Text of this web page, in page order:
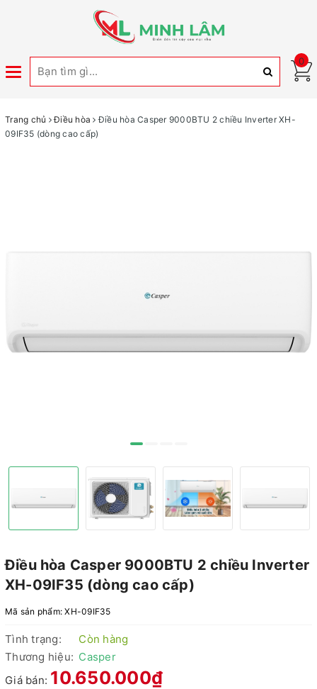
Toggle
0
Trang chủ Điều hòa
Điều hòa Casper 9000BTU 2 chiều Inverter XH-
09IF35 (dòng cao cấp)
Điều hòa Casper 9000BTU 2 chiều Inverter
XH-09IF35 (dòng cao cấp)
Mã sản phẩm:XH-09IF35
Tình trạng:
Còn hàng
Thương hiệu: Casper
Giá bán: 10.650.000₫